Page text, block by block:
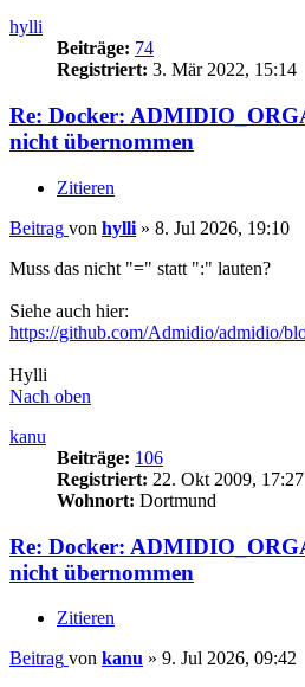
hylli
Beiträge: 74
Registriert: 3. Mär 2022, 15:14
Re: Docker:
nicht übernommen
Zitieren
Beitrag von hylli » 8. Jul 2026, 19:10
Muss das nicht "=" statt ":" lauten?
Siehe auch hier:
https://github.com/Admidio/admidio/
Hylli
Nach oben
kanu
Beiträge: 106
Registriert: 22. Okt 2009, 17:27
Wohnort: Dortmund
Re: Docker:
nicht übernommen
Zitieren
Beitrag von kanu » 9. Jul 2026, 09:42